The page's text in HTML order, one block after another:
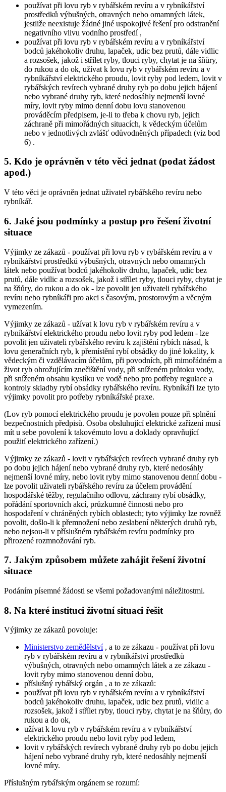
používat při lovu ryb v rybářském revíru a v rybníkářství
prostředků výbušných, otravných nebo omamných látek,
jestliže neexistuje žádné jiné uspokojivé řešení pro odstranění
negativního vlivu vodního prostředí ,
používat při lovu ryb v rybářském revíru a v rybníkářství
bodců jakéhokoliv druhu, lapaček, udic bez prutů, dále vidlic
a rozsošek, jakož i střílet ryby, tlouci ryby, chytat je na šňůry,
do rukou a do ok, užívat k lovu ryb v rybářském revíru a v
rybníkářství elektrického proudu, lovit ryby pod ledem, lovit v
rybářských revírech vybrané druhy ryb po dobu jejich hájení
nebo vybrané druhy ryb, které nedosáhly nejmenší lovné
míry, lovit ryby mimo denní dobu lovu stanovenou
prováděcím předpisem, je-li to třeba k chovu ryb, jejich
záchraně při mimořádných situacích, k vědeckým účelům
nebo v jednotlivých zvlášť odůvodněných případech (viz bod
6) .
5. Kdo je oprávněn v této věci jednat (podat žádost
apod.)
V této věci je oprávněn jednat uživatel rybářského revíru nebo
rybníkář.
6. Jaké jsou podmínky a postup pro řešení životní
situace
Výjimky ze zákazů - používat při lovu ryb v rybářském revíru a v
rybníkářství prostředků výbušných, otravných nebo omamných
látek nebo používat bodců jakéhokoliv druhu, lapaček, udic bez
prutů, dále vidlic a rozsošek, jakož i střílet ryby, tlouci ryby, chytat je
na šňůry, do rukou a do ok - lze povolit jen uživateli rybářského
revíru nebo rybníkáři pro akci s časovým, prostorovým a věcným
vymezením.
Výjimky ze zákazů - užívat k lovu ryb v rybářském revíru a v
rybníkářství elektrického proudu nebo lovit ryby pod ledem - lze
povolit jen uživateli rybářského revíru k zajištění rybích násad, k
lovu generačních ryb, k přemístění rybí obsádky do jiné lokality, k
vědeckým či vzdělávacím účelům, při povodních, při mimořádném a
život ryb ohrožujícím znečištění vody, při sníženém průtoku vody,
při sníženém obsahu kyslíku ve vodě nebo pro potřeby regulace a
kontroly skladby rybí obsádky rybářského revíru. Rybníkáři lze tyto
výjimky povolit pro potřeby rybníkářské praxe.
(Lov ryb pomocí elektrického proudu je povolen pouze při splnění
bezpečnostních předpisů. Osoba obsluhující elektrické zařízení musí
mít u sebe povolení k takovémuto lovu a doklady opravňující
použití elektrického zařízení.)
Výjimky ze zákazů - lovit v rybářských revírech vybrané druhy ryb
po dobu jejich hájení nebo vybrané druhy ryb, které nedosáhly
nejmenší lovné míry, nebo lovit ryby mimo stanovenou denní dobu -
lze povolit uživateli rybářského revíru za účelem provádění
hospodářské těžby, regulačního odlovu, záchrany rybí obsádky,
pořádání sportovních akcí, průzkumné činnosti nebo pro
hospodaření v chráněných rybích oblastech; tyto výjimky lze rovněž
povolit, došlo-li k přemnožení nebo zeslabení některých druhů ryb,
nebo nejsou-li v příslušném rybářském revíru podmínky pro
přirozené rozmnožování ryb.
7. Jakým způsobem můžete zahájit řešení životní
situace
Podáním písemné žádosti se všemi požadovanými náležitostmi.
8. Na které instituci životní situaci řešit
Výjimky ze zákazů povoluje:
Ministerstvo zemědělství, a to ze zákazu - používat při lovu
ryb v rybářském revíru a v rybníkářství prostředků
výbušných, otravných nebo omamných látek a ze zákazu -
lovit ryby mimo stanovenou denní dobu,
příslušný rybářský orgán , a to ze zákazů:
používat při lovu ryb v rybářském revíru a v rybníkářství
bodců jakéhokoliv druhu, lapaček, udic bez prutů, vidlic a
rozsošek, jakož i střílet ryby, tlouci ryby, chytat je na šňůry, do
rukou a do ok,
užívat k lovu ryb v rybářském revíru a v rybníkářství
elektrického proudu nebo lovit ryby pod ledem,
lovit v rybářských revírech vybrané druhy ryb po dobu jejich
hájení nebo vybrané druhy ryb, které nedosáhly nejmenší
lovné míry.
Příslušným rybářským orgánem se rozumí: